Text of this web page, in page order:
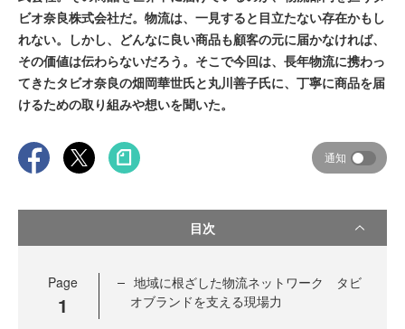
ビオ奈良株式会社だ。物流は、一見すると目立たない存在かもし
れない。しかし、どんなに良い商品も顧客の元に届かなければ、
その価値は伝わらないだろう。そこで今回は、長年物流に携わっ
てきたタビオ奈良の畑岡華世氏と丸川善子氏に、丁寧に商品を届
けるための取り組みや想いを聞いた。
通知
目次
Page
1
地域に根ざした物流ネットワーク タビ
オブランドを支える現場力